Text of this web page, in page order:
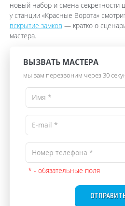
новый набор и смена секретности
у станции «Красные Ворота»
вскрытие замков — кратко о
мастера.
ВЫЗВАТЬ МАСТЕРА
мы вам перезвоним через 30
* - обязательные поля